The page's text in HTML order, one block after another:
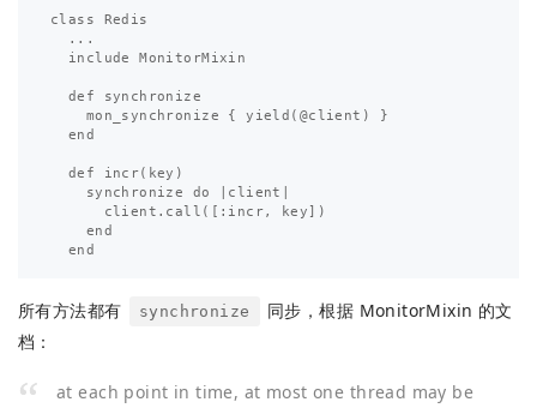
class Redis
  ...
  include MonitorMixin
  def synchronize
    mon_synchronize { yield(@client) }
  end
  def incr(key)
    synchronize do |client|
      client.call([:incr, key])
    end
所有方法都有 synchronize
同步，根据 MonitorMixin 的文
档：
at each point in time, at most one thread may be